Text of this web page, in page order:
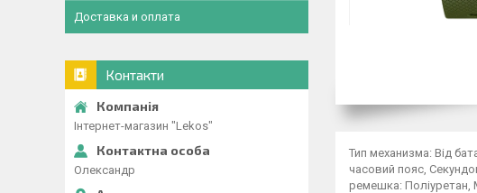
Тип механизма: Від
часовий пояс,
ремешка: Поліуретан,
Доставка и оплата
Контакти
Інтернет-магазин "Lekos"
Олександр